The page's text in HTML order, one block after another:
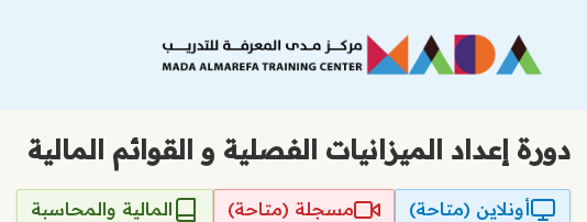
المحتوى
دورة إعداد الميزانيات الفصلية و القوائم المالية
أونلاين (متاحة) مسجلة (متاحة) المالية والمحاسبة